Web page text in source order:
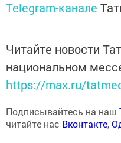
Telegram-канале
Читайте новости
национальном
https://max.ru/
Подписывайтесь на наш
читайте нас Вконтакте,